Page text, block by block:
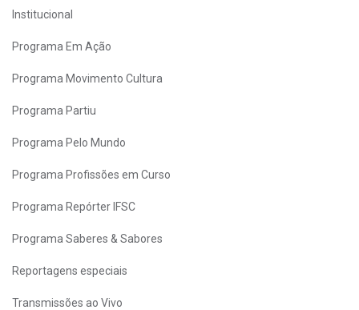
Institucional
Programa Em Ação
Programa Movimento Cultura
Programa Partiu
Programa Pelo Mundo
Programa Profissões em Curso
Programa Repórter IFSC
Programa Saberes & Sabores
Reportagens especiais
Transmissões ao Vivo